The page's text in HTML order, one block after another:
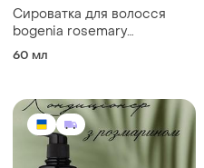
Сироватка для волосся
bogenia rosemary
peppermint hair serum 60
60 мл